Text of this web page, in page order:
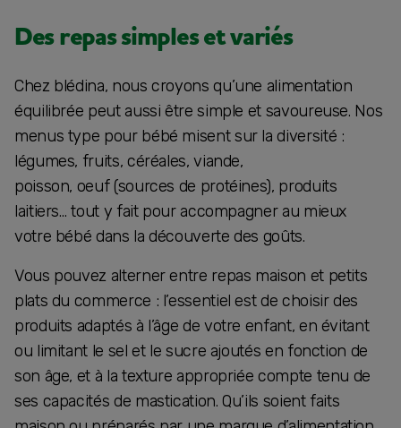
Des repas simples et variés
Chez blédina, nous croyons qu’une alimentation
équilibrée peut aussi être simple et savoureuse. Nos
menus type pour bébé misent sur la diversité :
légumes, fruits, céréales, viande,
poisson, oeuf (sources de protéines), produits
laitiers… tout y fait pour accompagner au mieux
votre bébé dans la découverte des goûts.
Vous pouvez alterner entre repas maison et petits
plats du commerce : l’essentiel est de choisir des
produits adaptés à l’âge de votre enfant, en évitant
ou limitant le sel et le sucre ajoutés en fonction de
son âge, et à la texture appropriée compte tenu de
ses capacités de mastication. Qu’ils soient faits